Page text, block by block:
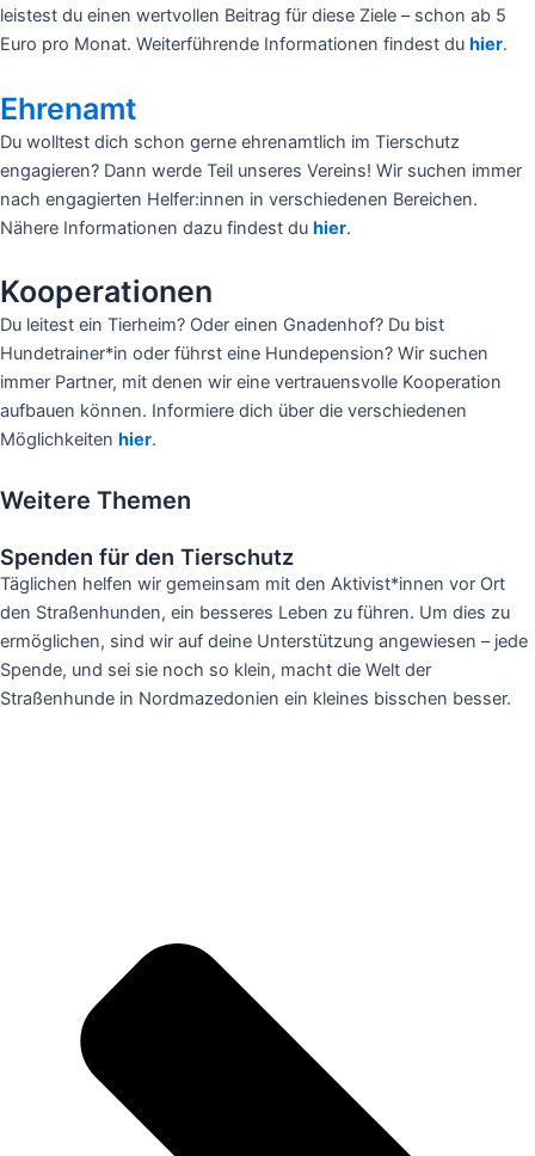
leistest du einen wertvollen Beitrag für diese Ziele – schon ab 5
Euro pro Monat. Weiterführende Informationen findest du hier.
Ehrenamt
Du wolltest dich schon gerne ehrenamtlich im Tierschutz
engagieren? Dann werde Teil unseres Vereins! Wir suchen immer
nach engagierten Helfer:innen in verschiedenen Bereichen.
Nähere Informationen dazu findest du hier.
Kooperationen
Du leitest ein Tierheim? Oder einen Gnadenhof? Du bist
Hundetrainer*in oder führst eine Hundepension? Wir suchen
immer Partner, mit denen wir eine vertrauensvolle Kooperation
aufbauen können. Informiere dich über die verschiedenen
Möglichkeiten hier.
Weitere Themen
Spenden für den Tierschutz
Täglichen helfen wir gemeinsam mit den Aktivist*innen vor Ort
den Straßenhunden, ein besseres Leben zu führen. Um dies zu
ermöglichen, sind wir auf deine Unterstützung angewiesen – jede
Spende, und sei sie noch so klein, macht die Welt der
Straßenhunde in Nordmazedonien ein kleines bisschen besser.